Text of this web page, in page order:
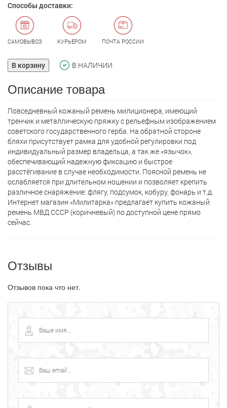
Способы доставки:
САМОВЫВОЗ КУРЬЕРОМ ПОЧТА РОССИИ
В корзину В НАЛИЧИИ
Описание товара
Повседневный кожаный ремень милиционера, имеющий
тренчик и металлическую пряжку с рельефным изображением
советского государственного герба. На обратной стороне
бляхи присутствует рамка для удобной регулировки под
индивидуальный размер владельца, а так же «язычок»,
обеспечивающий надежную фиксацию и быстрое
расстёгивание в случае необходимости. Поясной ремень не
ослабляется при длительном ношении и позволяет крепить
различное снаряжение: флягу, подсумок, кобуру, фонарь и т.д.
Интернет магазин «Милитарка» предлагает кyпить кожаный
ремень МВД СССР (коричневый) по доступной цене прямо
сейчас.
Отзывы
Отзывов пока что нет.